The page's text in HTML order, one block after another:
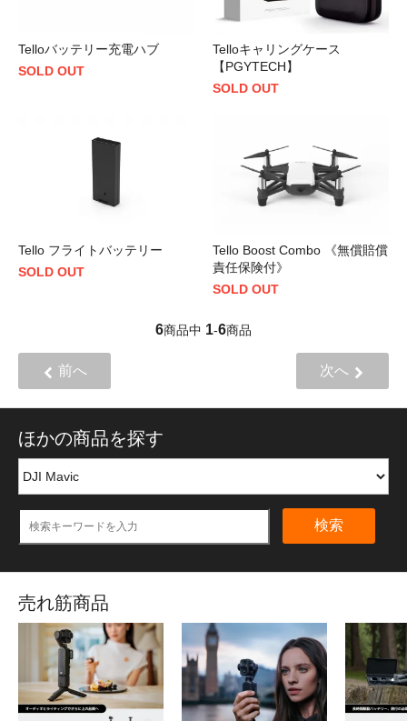
Telloバッテリー充電ハブ
SOLD OUT
Telloキャリングケース
【PGYTECH】
SOLD OUT
Tello フライトバッテリー
SOLD OUT
Tello Boost Combo 《無償賠償
責任保険付》
SOLD OUT
6商品中 1-6商品
前へ 次へ
ほかの商品を探す
検索
売れ筋商品